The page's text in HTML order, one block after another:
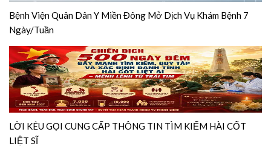
Bệnh Viện Quân Dân Y Miền Đông Mở Dịch Vụ Khám Bệnh 7
Ngày/Tuần
LỜI KÊU GỌI CUNG CẤP THÔNG TIN TÌM KIẾM HÀI CỐT
LIỆT SĨ